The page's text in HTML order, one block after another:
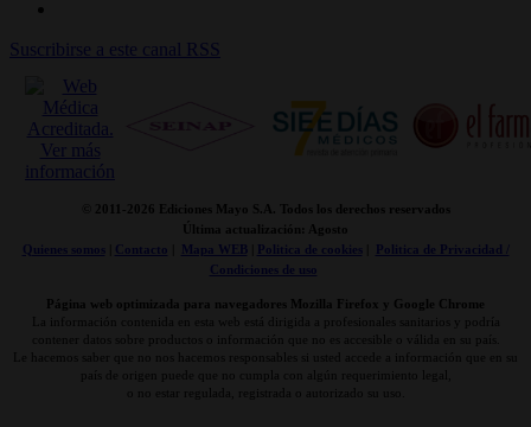
Suscribirse a este canal RSS
© 2011- 2026 Ediciones Mayo S.A. Todos los derechos reservados
Última actualización: Agosto
Quienes somos| Contacto Mapa WEB| Politica de cookies|
Politica de Privacidad /
Condiciones de uso
Página web optimizada para navegadores Mozilla Firefox y Google Chrome
La información contenida en esta web está dirigida a profesionales sanitarios y podría
contener datos sobre productos o información que no es accesible o válida en su país.
Le hacemos saber que no nos hacemos responsables si usted accede a información que en su
país de origen puede que no cumpla con algún requerimiento legal,
o no estar regulada, registrada o autorizado su uso.